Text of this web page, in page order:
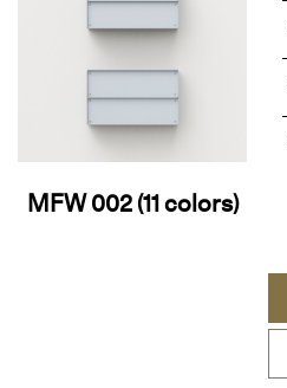
MFW 002 (11 colors)